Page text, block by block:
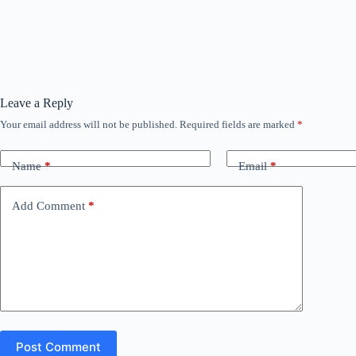
Leave a Reply
Your email address will not be published. Required fields are marked *
Name* Email*
Add Comment *
Post Comment